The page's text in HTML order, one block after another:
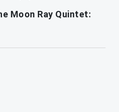
Moon Ray Quintet: